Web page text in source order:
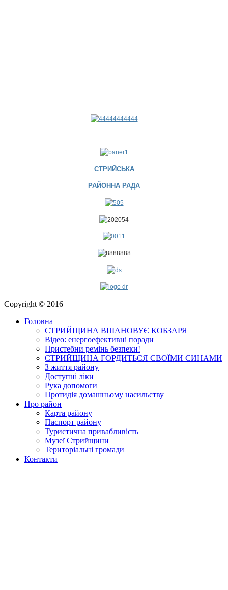
СТРИЙСЬКА
РАЙОННА РАДА
Copyright © 2016
Головна
СТРИЙЩИНА ВШАНОВУЄ КОБЗАРЯ
Відео: енергоефективні поради
Пристебни ремінь безпеки!
СТРИЙЩИНА ГОРДИТЬСЯ СВОЇМИ СИНАМИ
З життя району
Доступні ліки
Рука допомоги
Протидія домашньому насильству
Про район
Карта району
Паспорт району
Туристична привабливість
Музеї Стрийщини
Територіальні громади
Контакти